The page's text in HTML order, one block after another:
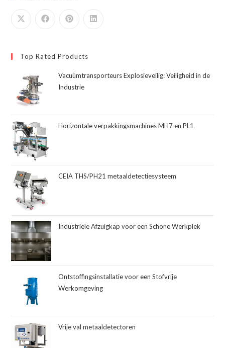
Top Rated Products
Vacuümtransporteurs Explosieveilig: Veiligheid in de
Industrie
Horizontale verpakkingsmachines MH7 en PL1
CEIA THS/PH21 metaaldetectiesysteem
Industriële Afzuigkap voor een Schone Werkplek
Ontstoffingsinstallatie voor een Stofvrije
Werkomgeving
Vrije val metaaldetectoren